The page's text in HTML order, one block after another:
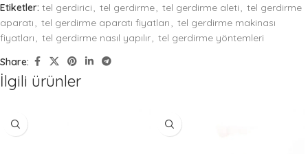
Etiketler: tel gerdirici, tel gerdirme, tel gerdirme aleti, tel gerdirme
aparatı, tel gerdirme aparatı fiyatları, tel gerdirme makinası
fiyatları, tel gerdirme nasıl yapılır, tel gerdirme yöntemleri
Share:
İlgili ürünler